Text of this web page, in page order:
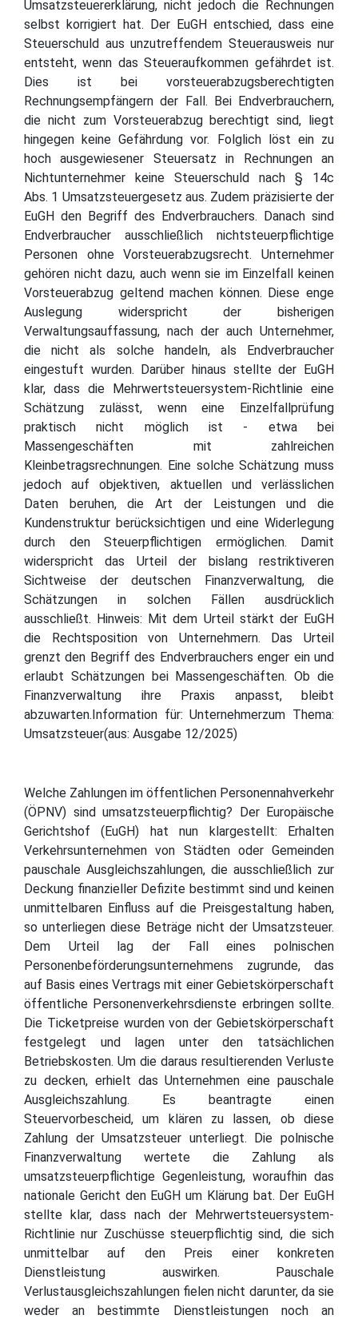
Umsatzsteuererklärung, nicht jedoch die Rechnungen
selbst korrigiert hat. Der EuGH entschied, dass eine
Steuerschuld aus unzutreffendem Steuerausweis nur
entsteht, wenn das Steueraufkommen gefährdet ist.
Dies ist bei vorsteuerabzugsberechtigten
Rechnungsempfängern der Fall. Bei Endverbrauchern,
die nicht zum Vorsteuerabzug berechtigt sind, liegt
hingegen keine Gefährdung vor. Folglich löst ein zu
hoch ausgewiesener Steuersatz in Rechnungen an
Nichtunternehmer keine Steuerschuld nach § 14c
Abs. 1 Umsatzsteuergesetz aus. Zudem präzisierte der
EuGH den Begriff des Endverbrauchers. Danach sind
Endverbraucher ausschließlich nichtsteuerpflichtige
Personen ohne Vorsteuerabzugsrecht. Unternehmer
gehören nicht dazu, auch wenn sie im Einzelfall keinen
Vorsteuerabzug geltend machen können. Diese enge
Auslegung widerspricht der bisherigen
Verwaltungsauffassung, nach der auch Unternehmer,
die nicht als solche handeln, als Endverbraucher
eingestuft wurden. Darüber hinaus stellte der EuGH
klar, dass die Mehrwertsteuersystem-Richtlinie eine
Schätzung zulässt, wenn eine Einzelfallprüfung
praktisch nicht möglich ist - etwa bei
Massengeschäften mit zahlreichen
Kleinbetragsrechnungen. Eine solche Schätzung muss
jedoch auf objektiven, aktuellen und verlässlichen
Daten beruhen, die Art der Leistungen und die
Kundenstruktur berücksichtigen und eine Widerlegung
durch den Steuerpflichtigen ermöglichen. Damit
widerspricht das Urteil der bislang restriktiveren
Sichtweise der deutschen Finanzverwaltung, die
Schätzungen in solchen Fällen ausdrücklich
ausschließt. Hinweis: Mit dem Urteil stärkt der EuGH
die Rechtsposition von Unternehmern. Das Urteil
grenzt den Begriff des Endverbrauchers enger ein und
erlaubt Schätzungen bei Massengeschäften. Ob die
Finanzverwaltung ihre Praxis anpasst, bleibt
abzuwarten.Information für: Unternehmerzum Thema:
Umsatzsteuer(aus: Ausgabe 12/2025)
Welche Zahlungen im öffentlichen Personennahverkehr
(ÖPNV) sind umsatzsteuerpflichtig? Der Europäische
Gerichtshof (EuGH) hat nun klargestellt: Erhalten
Verkehrsunternehmen von Städten oder Gemeinden
pauschale Ausgleichszahlungen, die ausschließlich zur
Deckung finanzieller Defizite bestimmt sind und keinen
unmittelbaren Einfluss auf die Preisgestaltung haben,
so unterliegen diese Beträge nicht der Umsatzsteuer.
Dem Urteil lag der Fall eines polnischen
Personenbeförderungsunternehmens zugrunde, das
auf Basis eines Vertrags mit einer Gebietskörperschaft
öffentliche Personenverkehrsdienste erbringen sollte.
Die Ticketpreise wurden von der Gebietskörperschaft
festgelegt und lagen unter den tatsächlichen
Betriebskosten. Um die daraus resultierenden Verluste
zu decken, erhielt das Unternehmen eine pauschale
Ausgleichszahlung. Es beantragte einen
Steuervorbescheid, um klären zu lassen, ob diese
Zahlung der Umsatzsteuer unterliegt. Die polnische
Finanzverwaltung wertete die Zahlung als
umsatzsteuerpflichtige Gegenleistung, woraufhin das
nationale Gericht den EuGH um Klärung bat. Der EuGH
stellte klar, dass nach der Mehrwertsteuersystem-
Richtlinie nur Zuschüsse steuerpflichtig sind, die sich
unmittelbar auf den Preis einer konkreten
Dienstleistung auswirken. Pauschale
Verlustausgleichszahlungen fielen nicht darunter, da sie
weder an bestimmte Dienstleistungen noch an